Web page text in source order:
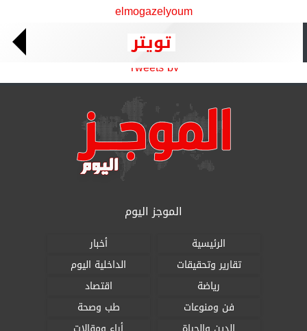
elmogazelyoum
تويتر
Tweets by
الموجز اليوم
الرئيسية
أخبار
تقارير وتحقيقات
الداخلية اليوم
رياضة
اقتصاد
فن ومنوعات
طب وصحة